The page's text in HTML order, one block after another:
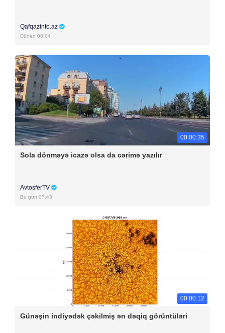
Qafqazinfo.az
Dünən 08:04
00:00:35
Sola dönməyə icazə olsa da cərimə yazılır
AvtosferTV
Bu gün 07:43
00:00:12
Günəşin indiyədək çəkilmiş ən dəqiq görüntüləri